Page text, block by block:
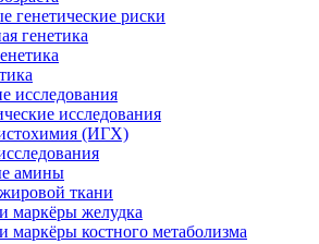
генетические риски
генетика
исследования
исследования
(ИГХ)
амины
ткани
маркёры желудка
маркёры костного метаболизма